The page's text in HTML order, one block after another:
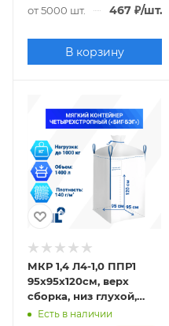
от 5000 шт. 467 ₽/шт.
В корзину
МКР 1,4 Л4-1,0 ППР1
95х95х120см, верх
сборка, низ глухой,
140г/м2
Есть в наличии